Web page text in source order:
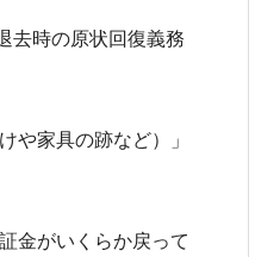
去時の原状回復義務
や家具の跡など）」
金がいくらか戻って